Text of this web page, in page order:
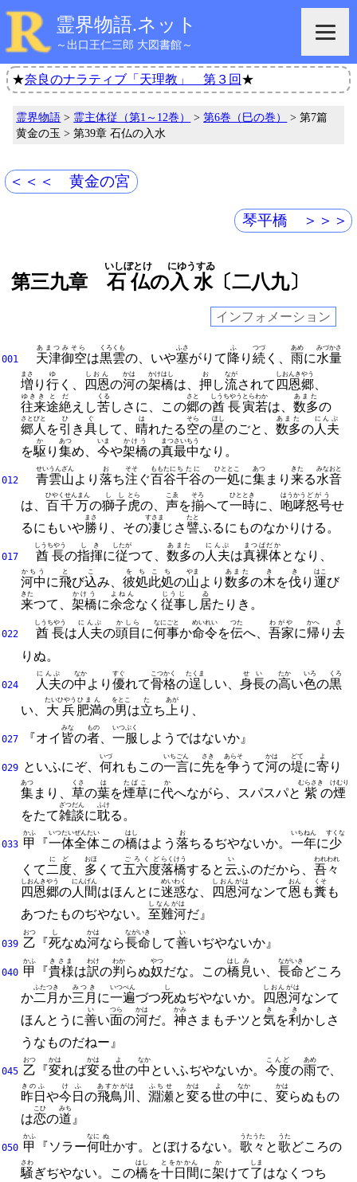
霊界物語.ネット
～出口王仁三郎 大図書館～
★奈良のナラティブ「天理教」 第３回 ★
霊界物語 > 霊主体従（第1～12巻） >第6巻（巳の巻）
> 第7篇
黄金の玉 > 第39章 石仏の入水
＜＜＜ 黄金の宮
琴平橋 ＞＞＞
第三九章 石仏
いしぼとけ
の入水
にゆうすゐ
〔二八九〕
インフォメーション
001 天津
あまつ
御空
みそら
は黒雲
くろくも
の、 いや塞
ふさ
がりて 降
ふ
り続
つづ
く、雨
あめ
に水量
みづかさ
増
まさ
り 行
ゆ
く、 四恩
しおん
の河
かは
の架橋
かけはし
は、 押
お
し流
なが
されて 四恩郷
しおんきやう
、
往来
ゆきき
途絶
とだ
えし苦
くる
しさに、 この郷
さと
の酋長
しうちやう
寅若
とらわか
は、 数多
あまた
の
郷人
さとびと
を引
ひ
き具
ぐ
して、 晴
は
れたる空
そら
の星
ほし
のごと、 数多
あまた
の人夫
にんぷ
を駆
か
り 集
あつ
め、 今
いま
や架橋
かけう
の真最中
まつさいちう
なり。
012 青雲山
せいうんざん
より落
お
ち注
そそ
ぐ百谷
ももたに
千谷
ちたに
の一処
ひととこ
に集
あつ
まり来
きた
る水音
みなおと
は、 百千万
ひやくせんまん
の獅子
しし
虎
とら
の、 声
こゑ
を揃
そろ
へて一時
ひととき
に、 咆哮
はうかう
怒号
どがう
せ
るにもいや勝
まさ
り、 その凄
すさま
じさ譬
たと
ふるにものなかりける。
017 酋長
しうちやう
の指揮
しき
に従
したが
つて、数多
あまた
の人夫
にんぷ
は真裸体
まつぱだか
となり、
河中
かちう
に飛
と
び込
こ
み、 彼処
をち
此処
こち
の山
やま
より 数多
あまた
の木
き
を伐
き
り 運
はこ
び
来
きた
つて、 架橋
かけう
に余念
よねん
なく 従事
じうじ
し 居
ゐ
たりき。
022 酋長
しうちやう
は 人夫
にんぷ
の頭目
かしら
に何事
なにごと
か命令
めいれい
を伝
つた
へ、吾家
わがや
に帰
かへ
り去
さ
りぬ。
024 人夫
にんぷ
の中
なか
より優
すぐ
れて骨格
こつかく
の逞
たくま
しい、身長
せい
の高
たか
い色
いろ
の黒
くろ
い、 大兵
たいひやう
肥満
ひまん
の男
をとこ
は立
た
ち 上
あが
り、
027 『オイ 皆
みな
の者
もの
、一服
いつぷく
しようではないか』
029 といふにぞ、何
いづ
れもこの一言
いちごん
に先
さき
を争
あらそ
うて河
かは
の堤
どて
に寄
よ
り
集
あつ
まり、 草
くさ
の葉
は
を煙草
たばこ
に代
か
へながら、 スパスパと 紫
むらさき
の煙
けむり
をたて雑談
ざつだん
に耽
ふけ
る。
033 甲
かふ
『一体
いつたい
全体
ぜんたい
この橋
はし
はよう落
お
ちるぢやないか。一
いち
年
ねん
に少
すくな
くて二度
にど
、 多
おほ
くて五六度
ごろくど
落橋
らくけう
すると云
い
ふのだから、 吾々
われわれ
四恩郷
しおんきやう
の人間
にんげん
はほんとに迷惑
めいわく
な、 四恩河
しおんがは
なンて恩
おん
も糞
くそ
も
あつたものぢやない。 至難河
しなんがは
だ』
039 乙
おつ
『死
し
なぬ河
かは
なら長命
ながいき
して善
い
いぢやないか』
040 甲
かふ
『貴様
きさま
は訳
わけ
の判
わか
らぬ奴
やつ
だな。 この橋
はし
見
み
い、長命
ながいき
どころ
か二月
ふたつき
か三月
みつき
に一遍
いつぺん
づつ死
し
ぬぢやないか。 四恩河
しおんがは
なンて
ほんとうに善
い
い面
つら
の河
かは
だ。 神
かみ
さまもチツと気
き
を利
き
かしさ
うなものだねー』
045 乙
おつ
『変
かは
れば変
かは
る世
よ
の中
なか
といふぢやないか。今度
こんど
の雨
あめ
で、
昨日
きのふ
や今日
けふ
の飛鳥川
あすかがは
淵瀬
ふちせ
と変
かは
る世
よ
の中
なか
に、 変
かは
らぬもの
は恋
こひ
の道
みち
』
050 甲
かふ
『ソラー何
なに
吐
ぬ
かす。 とぼけるない。歌々
うたうた
と歌
うた
どころの
騒
さわ
ぎぢやない。 この橋
はし
を十日間
とをかかん
に架
か
けて了
しま
はなくつち